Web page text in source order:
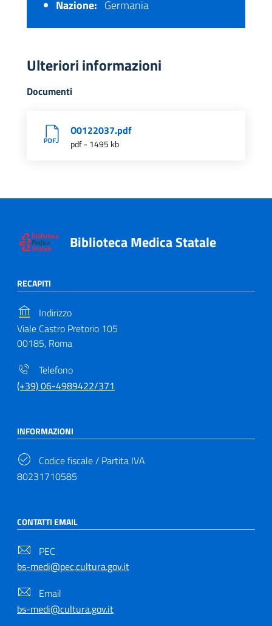
Nazione: Germania
Ulteriori informazioni
Documenti
O0122037.pdf
pdf - 1495 kb
Biblioteca Medica Statale
RECAPITI
Indirizzo
Viale Castro Pretorio 105
00185, Roma
Telefono
(+39) 06-4989422/371
INFORMAZIONI
Codice fiscale / Partita IVA
80231710585
CONTATTI EMAIL
PEC
bs-medi@pec.cultura.gov.it
Email
bs-medi@cultura.gov.it